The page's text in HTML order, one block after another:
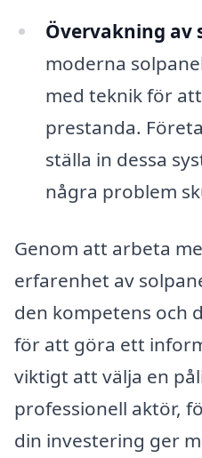
Övervakning av
moderna
med teknik för
prestanda.
ställa in dessa
några problem
Genom att arbeta
erfarenhet av
den kompetens och
för att göra ett
viktigt att välja en
professionell aktör,
din investering ger